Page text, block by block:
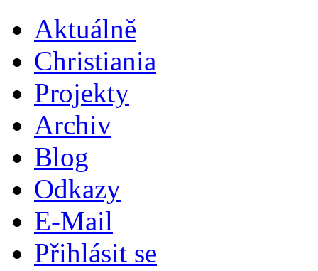
Aktuálně
Christiania
Projekty
Archiv
Blog
Odkazy
E-Mail
Přihlásit se